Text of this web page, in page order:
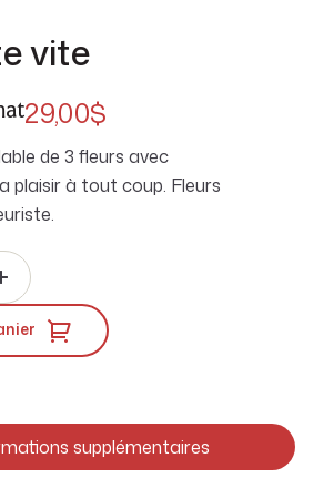
vite
29,00$
de 3 fleurs avec
plaisir à tout coup. Fleurs
supplémentaires